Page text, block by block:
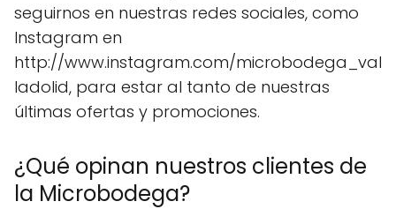
seguirnos en nuestras redes sociales, como
Instagram en
http://www.instagram.com/microbodega_val
ladolid, para estar al tanto de nuestras
últimas ofertas y promociones.
¿Qué opinan nuestros clientes de
la Microbodega?